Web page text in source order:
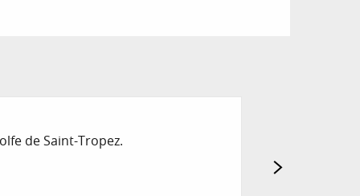
de Saint-Tropez.
Rayol-Canadel-